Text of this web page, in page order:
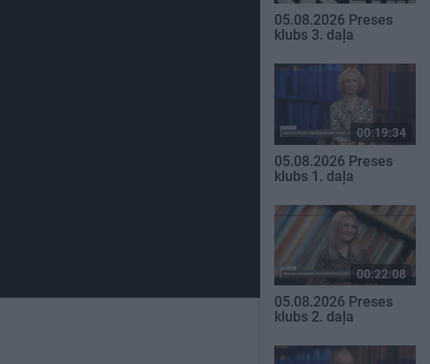
05.08.2026 Preses
klubs 3. daļa
00:19:34
05.08.2026 Preses
klubs 1. daļa
00:22:08
05.08.2026 Preses
klubs 2. daļa